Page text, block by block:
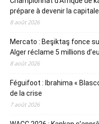
prépare à devenir la
8 août 2026
Mercato : Beşiktaş fonce
Alger réclame 5 millions
8 août 2026
Féguifoot : Ibrahima «
de la crise
7 août 2026